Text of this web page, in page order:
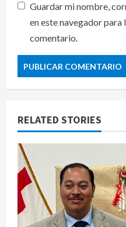
Guardar mi nombre,
en este navegador para
comentario.
RELATED STORIES